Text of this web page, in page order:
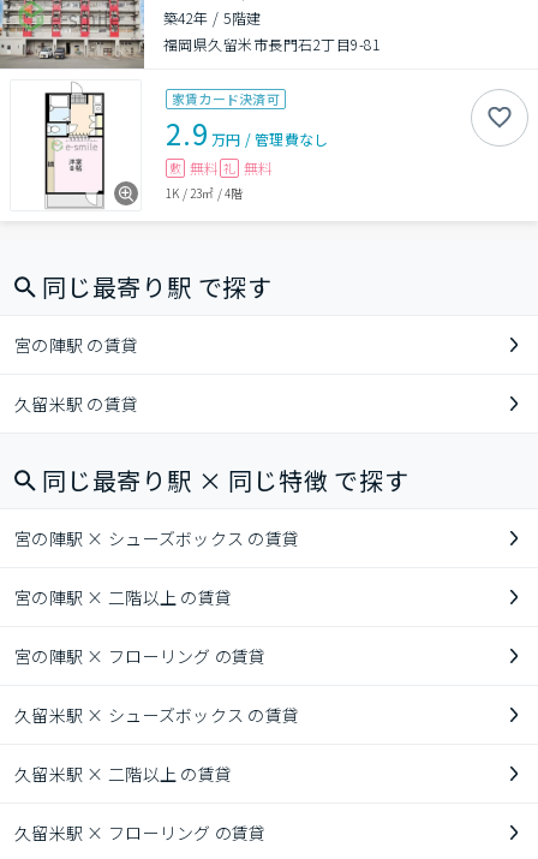
築42年 /5階建
福岡県久留米市長門石2丁目9-81
家賃カード決済可
2.9 万円 /管理費なし
敷 無料 礼 無料
1K /23㎡ /4階
同じ最寄り駅 で探す
宮の陣駅 の賃貸
久留米駅 の賃貸
同じ最寄り駅 × 同じ特徴 で探す
宮の陣駅 × シューズボックス の賃貸
宮の陣駅 × 二階以上 の賃貸
宮の陣駅 × フローリング の賃貸
久留米駅 × シューズボックス の賃貸
久留米駅 × 二階以上 の賃貸
久留米駅 × フローリング の賃貸